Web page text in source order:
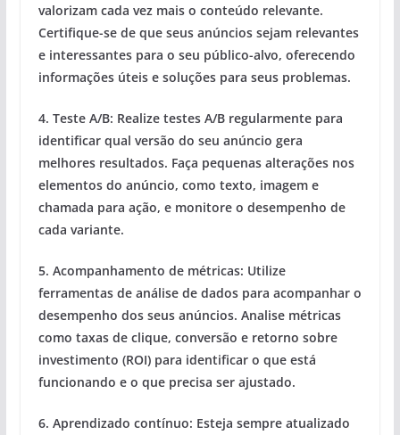
valorizam cada vez mais o conteúdo relevante.
Certifique-se de que seus anúncios sejam relevantes
e interessantes para o seu público-alvo, oferecendo
informações úteis e soluções para seus problemas.
4. Teste A/B: Realize testes A/B regularmente para
identificar qual versão do seu anúncio gera
melhores resultados. Faça pequenas alterações nos
elementos do anúncio, como texto, imagem e
chamada para ação, e monitore o desempenho de
cada variante.
5. Acompanhamento de métricas: Utilize
ferramentas de análise de dados para acompanhar o
desempenho dos seus anúncios. Analise métricas
como taxas de clique, conversão e retorno sobre
investimento (ROI) para identificar o que está
funcionando e o que precisa ser ajustado.
6. Aprendizado contínuo: Esteja sempre atualizado